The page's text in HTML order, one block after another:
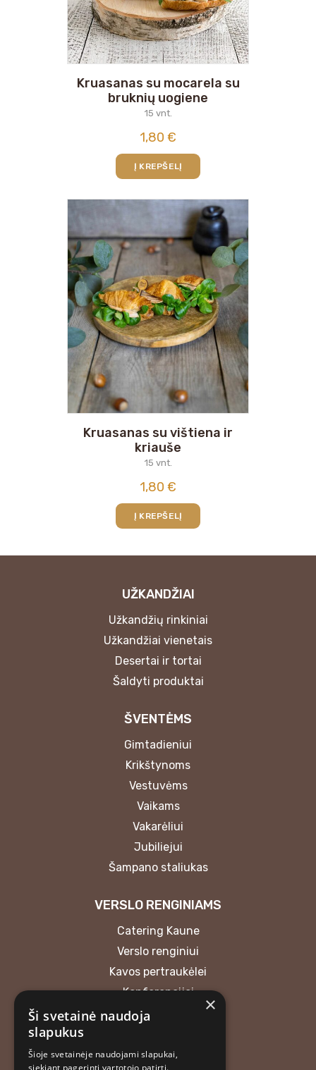
Kruasanas su mocarela su
bruknių uogiene
15 vnt.
1,80 €
Į KREPŠELĮ
Kruasanas su vištiena ir
kriauše
15 vnt.
1,80 €
Į KREPŠELĮ
UŽKANDŽIAI
Užkandžių rinkiniai
Užkandžiai vienetais
Desertai ir tortai
Šaldyti produktai
ŠVENTĖMS
Gimtadieniui
Krikštynoms
Vestuvėms
Vaikams
Vakarėliui
Jubiliejui
Šampano staliukas
VERSLO RENGINIAMS
Catering Kaune
Verslo renginiui
Kavos pertraukėlei
Konferencijai
MB “Atrask skonį”
×
Ši svetainė naudoja
slapukus
Šioje svetainėje naudojami slapukai,
siekiant pagerinti vartotojo patirtį.